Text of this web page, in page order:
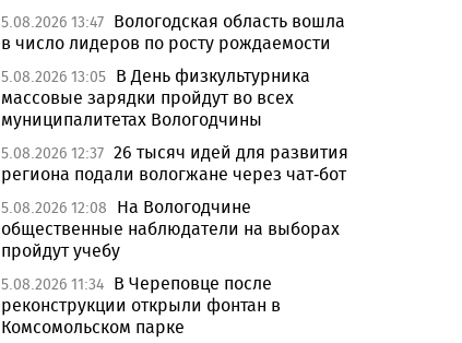
5.08.2026 13:47 Вологодская область вошла
в число лидеров по росту рождаемости
5.08.2026 13:05 В День физкультурника
массовые зарядки пройдут во всех
муниципалитетах Вологодчины
5.08.2026 12:37 26 тысяч идей для развития
региона подали вологжане через чат-бот
5.08.2026 12:08
На Вологодчине
общественные наблюдатели на выборах
пройдут учебу
5.08.2026 11:34 В Череповце после
реконструкции открыли фонтан в
Комсомольском парке